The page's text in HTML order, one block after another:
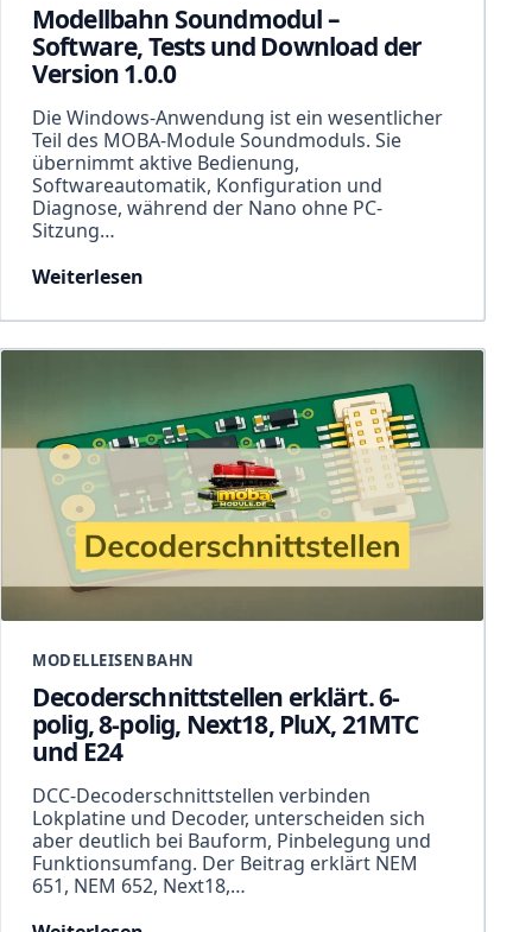
Modellbahn Soundmodul –
Software, Tests und Download der
Version 1.0.0
Die Windows-Anwendung ist ein wesentlicher
Teil des MOBA-Module Soundmoduls. Sie
übernimmt aktive Bedienung,
Softwareautomatik, Konfiguration und
Diagnose, während der Nano ohne PC-
Sitzung…
Weiterlesen
MODELLEISENBAHN
Decoderschnittstellen erklärt. 6-
polig, 8-polig, Next18, PluX, 21MTC
und E24
DCC-Decoderschnittstellen verbinden
Lokplatine und Decoder, unterscheiden sich
aber deutlich bei Bauform, Pinbelegung und
Funktionsumfang. Der Beitrag erklärt NEM
651, NEM 652, Next18,…